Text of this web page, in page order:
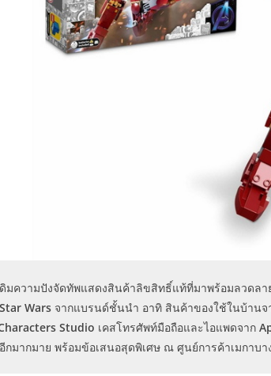
มความปังจัดทัพแสดงสินค้าลิขสิทธิ์แท้ที่มาพร้อมลวดลา
Star Wars จากแบรนด์ชั้นนำ อาทิ สินค้าของใช้ในบ้านจ
Studio เคสโทรศัพท์มือถือและไอแพดจาก
กมากมาย พร้อมข้อเสนอสุดพิเศษ ณ ศูนย์การค้าเมกาบ